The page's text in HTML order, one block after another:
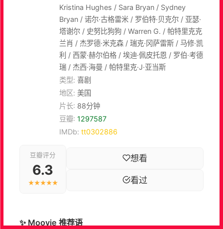
Kristina Hughes / Sara Bryan / Sydney
Bryan / 诺尔·古格雷米 / 罗伯特·贝克尔 / 亚瑟·
塔谢尔 / 史努比狗狗 / Warren G. / 帕特里克克
兰肖 / 杰罗德·米克森 / 瑞克·冈萨雷斯 / 马修·凯
利 / 西蒙·赫尔伯格 / 埃迪·佩皮托恩 / 罗伯·考德
瑞 / 杰西·海曼 / 帕特里克·J·亚当斯
类型: 喜剧
地区: 美国
片长: 88分钟
豆瓣: 1297587
IMDb: tt0302886
豆瓣评分
6.3
★★★★★
想看
看过
✨ Moovie 推荐语